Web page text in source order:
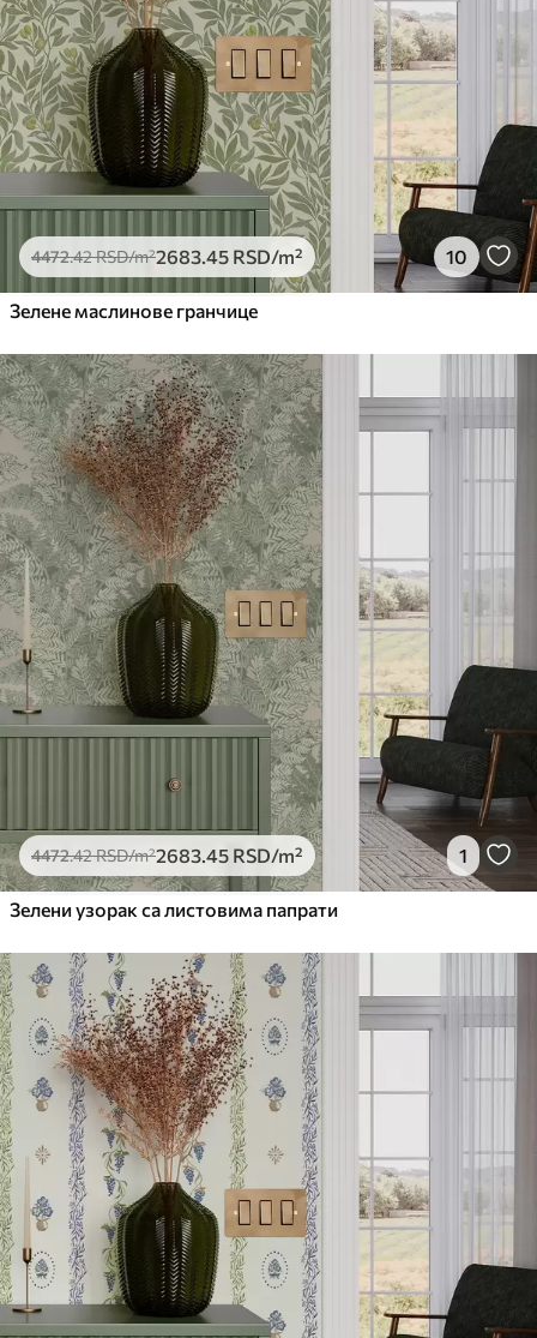
Стандард
4472.42 2683 .45RSD/m²
Премиум
5525.00 3315 .00RSD/m²
Премиум
6333.33 .00 RSD /m²
4472.42RSD/m²2683.45 RSD/m² 10
Зелене маслинове гранчице
4472.42RSD/m²2683.45 RSD/m² 1
Зелени узорак са листовима папрати